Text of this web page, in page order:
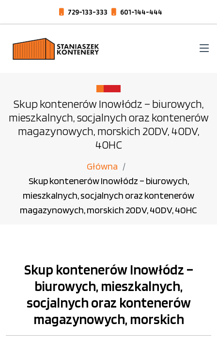
729-133-333 601-144-444
Skup kontenerów Inowłódz – biurowych,
mieszkalnych, socjalnych oraz kontenerów
magazynowych, morskich 20DV, 40DV,
40HC
Główna
Skup kontenerów Inowłódz – biurowych,
mieszkalnych, socjalnych oraz kontenerów
magazynowych, morskich 20DV, 40DV, 40HC
Skup kontenerów Inowłódz –
biurowych, mieszkalnych,
socjalnych oraz kontenerów
magazynowych, morskich